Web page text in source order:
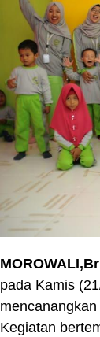
pada Kamis
Kegiatan